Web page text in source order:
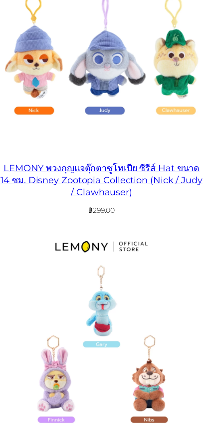
LEMONY พวงกุญแจตุ๊กตาซูโทเปีย ซีรีส์ Hat ขนาด
14 ซม. Disney Zootopia Collection (Nick / Judy
/ Clawhauser)
฿299.00